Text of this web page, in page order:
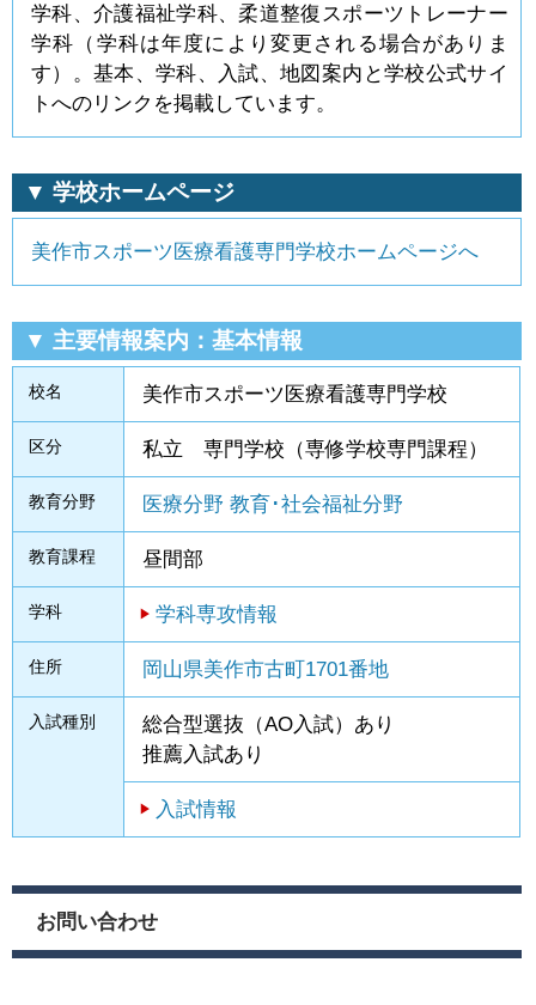
学科、介護福祉学科、柔道整復スポーツトレーナー
学科（学科は年度により変更される場合がありま
す）。基本、学科、入試、地図案内と学校公式サイ
トへのリンクを掲載しています。
▼ 学校ホームページ
美作市スポーツ医療看護専門学校ホームページへ
▼ 主要情報案内：基本情報
校名 美作市スポーツ医療看護専門学校
区分 私立 専門学校（専修学校専門課程）
教育分野 医療分野 教育･社会福祉分野
教育課程 昼間部
学科 学科専攻情報
住所 岡山県美作市古町1701番地
入試種別
総合型選抜（AO入試）あり
推薦入試あり
入試情報
お問い合わせ